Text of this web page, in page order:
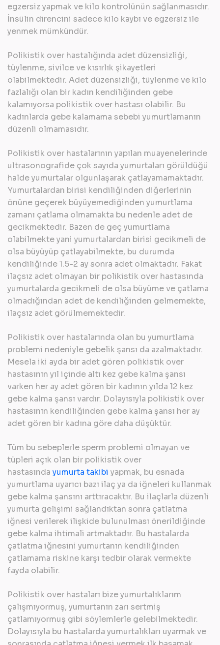
egzersiz yapmak ve kilo kontrolünün sağlanmasıdır.
İnsülin direncini sadece kilo kaybı ve egzersiz ile
yenmek mümkündür.
Polikistik over hastalığında adet düzensizliği,
tüylenme, sivilce ve kısırlık şikayetleri
olabilmektedir. Adet düzensizliği, tüylenme ve kilo
fazlalığı olan bir kadın kendiliğinden gebe
kalamıyorsa polikistik over hastası olabilir. Bu
kadınlarda gebe kalamama sebebi yumurtlamanın
düzenli olmamasıdır.
Polikistik over hastalarının yapılan muayenelerinde
ultrasonografide çok sayıda yumurtaları görüldüğü
halde yumurtalar olgunlaşarak çatlayamamaktadır.
Yumurtalardan birisi kendiliğinden diğerlerinin
önüne geçerek büyüyemediğinden yumurtlama
zamanı çatlama olmamakta bu nedenle adet de
gecikmektedir. Bazen de geç yumurtlama
olabilmekte yani yumurtalardan birisi gecikmeli de
olsa büyüyüp çatlayabilmekte, bu durumda
kendiliğinde 1.5-2 ay sonra adet olmaktadır. Fakat
ilaçsız adet olmayan bir polikistik over hastasında
yumurtalarda gecikmeli de olsa büyüme ve çatlama
olmadığından adet de kendiliğinden gelmemekte,
ilaçsız adet görülmemektedir.
Polikistik over hastalarında olan bu yumurtlama
problemi nedeniyle gebelik şansı da azalmaktadır.
Mesela iki ayda bir adet gören polikistik over
hastasının yıl içinde altı kez gebe kalma şansı
varken her ay adet gören bir kadının yılda 12 kez
gebe kalma şansı vardır. Dolayısıyla polikistik over
hastasının kendiliğinden gebe kalma şansı her ay
adet gören bir kadına göre daha düşüktür.
Tüm bu sebeplerle sperm problemi olmayan ve
tüpleri açık olan bir polikistik over
hastasında yumurta takibi yapmak, bu esnada
yumurtlama uyarıcı bazı ilaç ya da iğneleri kullanmak
gebe kalma şansını arttıracaktır. Bu ilaçlarla düzenli
yumurta gelişimi sağlandıktan sonra çatlatma
iğnesi verilerek ilişkide bulunulması önerildiğinde
gebe kalma ihtimali artmaktadır. Bu hastalarda
çatlatma iğnesini yumurtanın kendiliğinden
çatlamama riskine karşı tedbir olarak vermekte
fayda olabilir.
Polikistik over hastaları bize yumurtalıklarım
çalışmıyormuş, yumurtanın zarı sertmiş
çatlamıyormuş gibi söylemlerle gelebilmektedir.
Dolayısıyla bu hastalarda yumurtalıkları uyarmak ve